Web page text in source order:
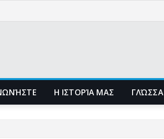
Η ΙΣΤΟΡΊΑ ΜΑΣ ΓΛΏΣΣΑ